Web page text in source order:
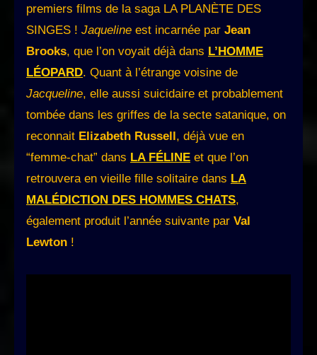
premiers films de la saga LA PLANÈTE DES
SINGES ! Jaqueline est incarnée par Jean
Brooks, que l’on voyait déjà dans L’HOMME
LÉOPARD. Quant à l’étrange voisine de
Jacqueline, elle aussi suicidaire et probablement
tombée dans les griffes de la secte satanique, on
reconnait Elizabeth Russell, déjà vue en
“femme-chat” dans LA FÉLINE et que l’on
retrouvera en vieille fille solitaire dans LA
MALÉDICTION DES HOMMES CHATS,
également produit l’année suivante par Val
Lewton !